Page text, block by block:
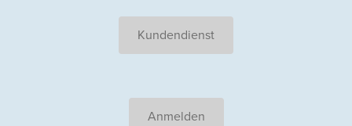
Kundendienst
Anmelden